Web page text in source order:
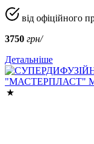
від офіційного
3750 грн/
Детальніше